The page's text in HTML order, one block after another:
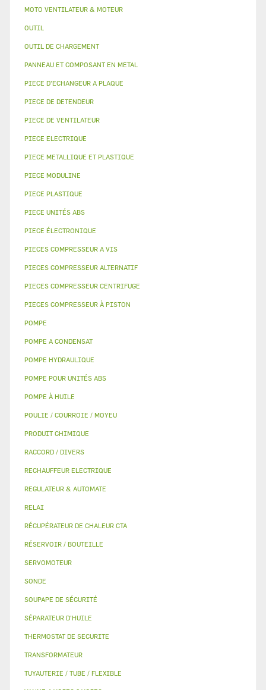
MOTO VENTILATEUR & MOTEUR
OUTIL
OUTIL DE CHARGEMENT
PANNEAU ET COMPOSANT EN METAL
PIECE D'ECHANGEUR A PLAQUE
PIECE DE DETENDEUR
PIECE DE VENTILATEUR
PIECE ELECTRIQUE
PIECE METALLIQUE ET PLASTIQUE
PIECE MODULINE
PIECE PLASTIQUE
PIECE UNITÉS ABS
PIECE ÉLECTRONIQUE
PIECES COMPRESSEUR A VIS
PIECES COMPRESSEUR ALTERNATIF
PIECES COMPRESSEUR CENTRIFUGE
PIECES COMPRESSEUR À PISTON
POMPE
POMPE A CONDENSAT
POMPE HYDRAULIQUE
POMPE POUR UNITÉS ABS
POMPE À HUILE
POULIE / COURROIE / MOYEU
PRODUIT CHIMIQUE
RACCORD / DIVERS
RECHAUFFEUR ELECTRIQUE
REGULATEUR & AUTOMATE
RELAI
RÉCUPÉRATEUR DE CHALEUR CTA
RÉSERVOIR / BOUTEILLE
SERVOMOTEUR
SONDE
SOUPAPE DE SÉCURITÉ
SÉPARATEUR D'HUILE
THERMOSTAT DE SECURITE
TRANSFORMATEUR
TUYAUTERIE / TUBE / FLEXIBLE